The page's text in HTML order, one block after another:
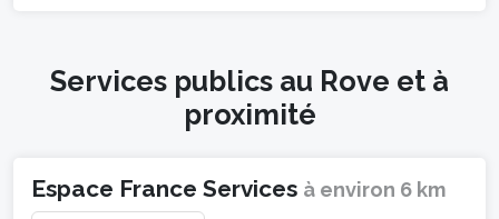
Services publics au Rove et à
proximité
Espace France Services à environ 6 km